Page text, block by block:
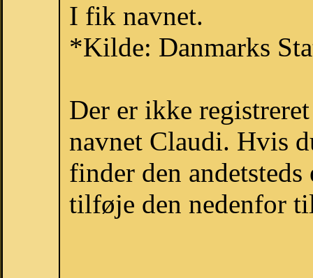
I fik navnet.
*Kilde: Danmarks
Der er ikke
navnet Claudi. Hvis
finder den
tilføje den nedenfor